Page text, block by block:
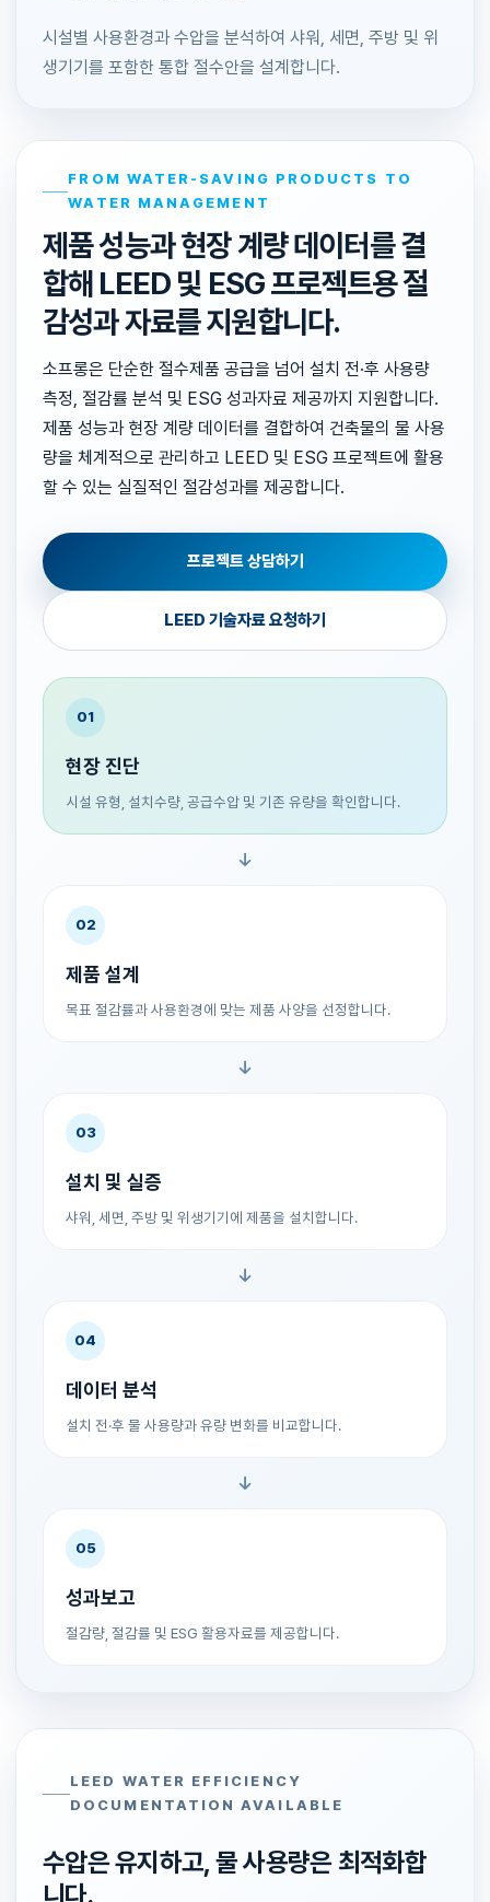
시설별 사용환경과 수압을 분석하여 샤워, 세면, 주방 및 위
생기기를 포함한 통합 절수안을 설계합니다.
FROM WATER-SAVING PRODUCTS TO
WATER MANAGEMENT
제품 성능과 현장 계량 데이터를 결
합해 LEED 및 ESG 프로젝트용 절
감성과 자료를 지원합니다.
소프롱은 단순한 절수제품 공급을 넘어 설치 전·후 사용량
측정, 절감률 분석 및 ESG 성과자료 제공까지 지원합니다.
제품 성능과 현장 계량 데이터를 결합하여 건축물의 물 사용
량을 체계적으로 관리하고 LEED 및 ESG 프로젝트에 활용
할 수 있는 실질적인 절감성과를 제공합니다.
프로젝트 상담하기
LEED 기술자료 요청하기
01
현장 진단
시설 유형, 설치수량, 공급수압 및 기존 유량을 확인합니다.
02
제품 설계
목표 절감률과 사용환경에 맞는 제품 사양을 선정합니다.
03
설치 및 실증
샤워, 세면, 주방 및 위생기기에 제품을 설치합니다.
04
데이터 분석
설치 전·후 물 사용량과 유량 변화를 비교합니다.
05
성과보고
절감량, 절감률 및 ESG 활용자료를 제공합니다.
LEED WATER EFFICIENCY
DOCUMENTATION AVAILABLE
수압은 유지하고, 물 사용량은 최적화합
니다.